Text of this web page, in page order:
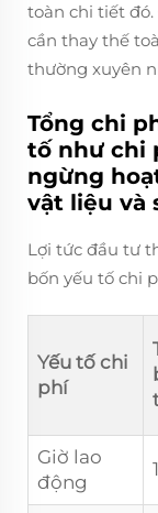
toàn chi tiết
cần thay thế
thường xuyên
Tổng chi
tố như chi
ngừng
vật liệu và
Lợi tức đầu tư
bốn yếu tố chi
Yếu tố chi
phí
Giờ lao
động